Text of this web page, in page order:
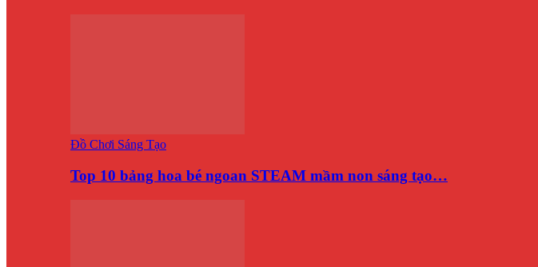
Đồ Chơi Sáng Tạo
Top 10 bảng hoa bé ngoan STEAM mầm non sáng tạo…